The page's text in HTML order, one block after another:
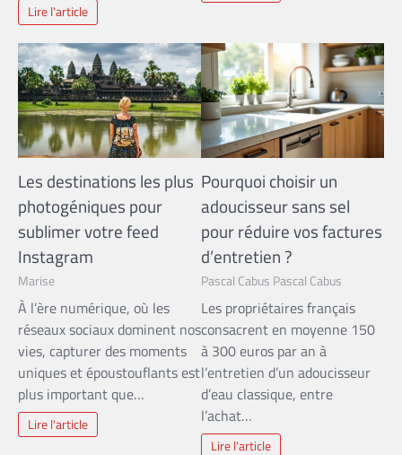
Lire l'article
Les destinations les plus
photogéniques pour
sublimer votre feed
Instagram
Marise
À l’ère numérique, où les
réseaux sociaux dominent nos
vies, capturer des moments
uniques et époustouflants est
plus important que…
Lire l'article
Pourquoi choisir un
adoucisseur sans sel
pour réduire vos factures
d’entretien ?
Pascal Cabus Pascal Cabus
Les propriétaires français
consacrent en moyenne 150
à 300 euros par an à
l’entretien d’un adoucisseur
d’eau classique, entre
l’achat…
Lire l'article